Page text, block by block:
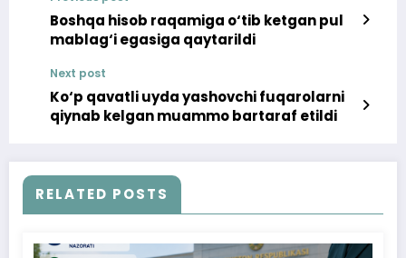
Boshqa hisob raqamiga o‘tib ketgan pul
mablag‘i egasiga qaytarildi
Next post
Ko‘p qavatli uyda yashovchi fuqarolarni
qiynab kelgan muammo bartaraf etildi
RELATED POSTS